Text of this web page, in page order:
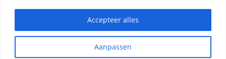
Aanpassen
Accepteer alles